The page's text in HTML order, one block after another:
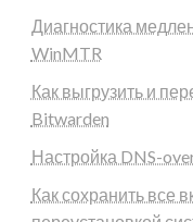
Диагностика
WinMTR
Как выгрузить и
Bitwarden
Настройка DNS-
Как сохранить все